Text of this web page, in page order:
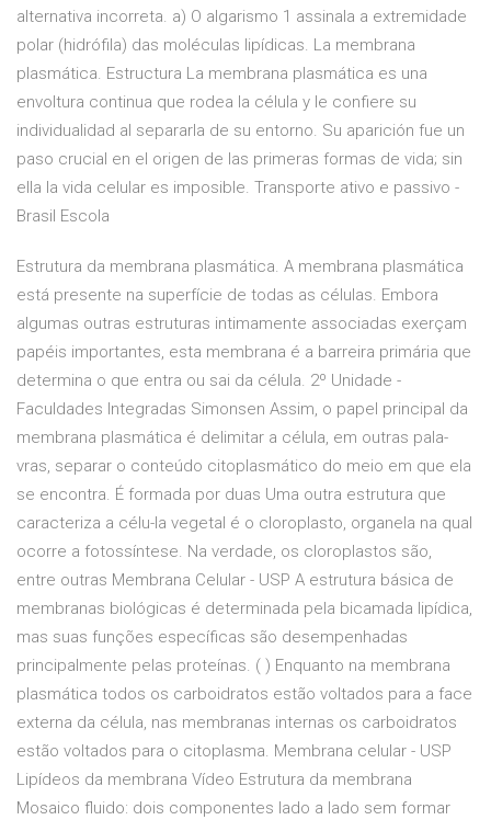
alternativa incorreta. a) O algarismo 1 assinala a extremidade
polar (hidrófila) das moléculas lipídicas. La membrana
plasmática. Estructura La membrana plasmática es una
envoltura continua que rodea la célula y le confiere su
individualidad al separarla de su entorno. Su aparición fue un
paso crucial en el origen de las primeras formas de vida; sin
ella la vida celular es imposible. Transporte ativo e passivo -
Brasil Escola
Estrutura da membrana plasmática. A membrana plasmática
está presente na superfície de todas as células. Embora
algumas outras estruturas intimamente associadas exerçam
papéis importantes, esta membrana é a barreira primária que
determina o que entra ou sai da célula. 2º Unidade -
Faculdades Integradas Simonsen Assim, o papel principal da
membrana plasmática é delimitar a célula, em outras pala-
vras, separar o conteúdo citoplasmático do meio em que ela
se encontra. É formada por duas Uma outra estrutura que
caracteriza a célu-la vegetal é o cloroplasto, organela na qual
ocorre a fotossíntese. Na verdade, os cloroplastos são,
entre outras Membrana Celular - USP A estrutura básica de
membranas biológicas é determinada pela bicamada lipídica,
mas suas funções específicas são desempenhadas
principalmente pelas proteínas. ( ) Enquanto na membrana
plasmática todos os carboidratos estão voltados para a face
externa da célula, nas membranas internas os carboidratos
estão voltados para o citoplasma. Membrana celular - USP
Lipídeos da membrana Vídeo Estrutura da membrana
Mosaico fluido: dois componentes lado a lado sem formar